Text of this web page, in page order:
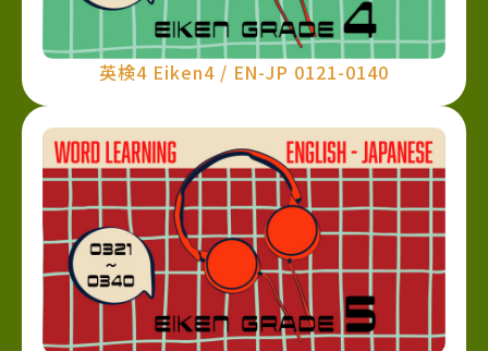
英検4 Eiken4 / EN-JP 0121-0140